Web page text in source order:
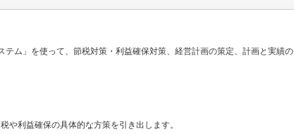
ム」を使って、節税対策・利益確保対策、経営計画の策定、計画と実績の
や利益確保の具体的な方策を引き出します。